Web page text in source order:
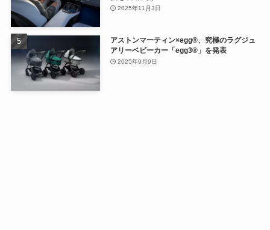
2025年11月3日
アストンマーティン×egg®、究極のラグジュ
アリーベビーカー「egg3®」を発表
2025年9月9日